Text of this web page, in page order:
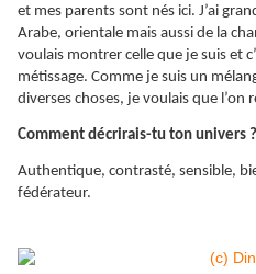
et mes parents sont nés ici. J’ai
Arabe, orientale mais aussi de la
voulais montrer celle que je suis et
métissage. Comme je suis un
diverses choses, je voulais que l’on
Comment décrirais-tu ton univers ?
Authentique, contrasté, sensible,
fédérateur.